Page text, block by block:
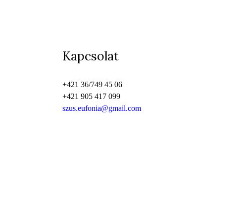
Kapcsolat
+421 36/749 45 06
+421 905 417 099
szus.eufonia@gmail.com